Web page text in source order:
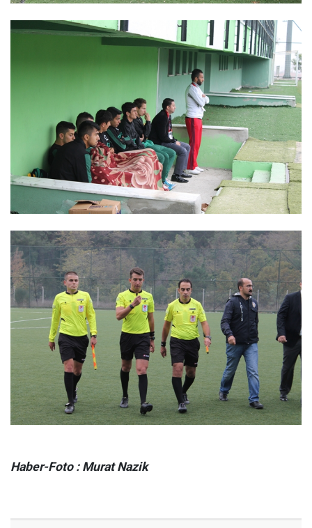
Haber-Foto : Murat Nazik